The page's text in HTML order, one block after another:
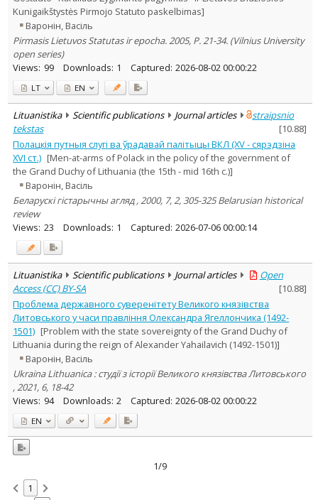
Kunigaikštystės Pirmojo Statuto paskelbimas]
Варонiн, Васiль
Pirmasis Lietuvos Statutas ir epocha. 2005, P. 21-34. (Vilnius University
open series)
Views: 99 Downloads: 1 Captured: 2026-08-02 00:00:22
LT EN
Lituanistika Scientific publications Journal articles
straipsnio
tekstas
[10.88]
Полацкія путныя слугі ва ўрадавай палітыцы ВКЛ (ХV - сярэдзіна
ХVI ст.) [Men-at-arms of Polack in the policy of the government of
the Grand Duchy of Lithuania (the 15th - mid 16th c.)]
Варонiн, Васiль
Беларускі гістарычны агляд , 2000, 7, 2, 305-325 Belarusian historical
review
Views: 23 Downloads: 1 Captured: 2026-07-06 00:00:14
Lituanistika Scientific publications Journal articles
Open
Access (CC) BY-SA
[10.88]
Проблема державного суверенітету Великого князівства
Литовського у часи правління Олександра Ягеллончика (1492-
1501) [Problem with the state sovereignty of the Grand Duchy of
Lithuania during the reign of Alexander Yahailavich (1492-1501)]
Варонiн, Васiль
Ukraina Lithuanica : студії з історії Великого князівства Литовського
, 2021, 6, 18-42
Views: 94 Downloads: 2 Captured: 2026-08-02 00:00:22
EN
1/9
1